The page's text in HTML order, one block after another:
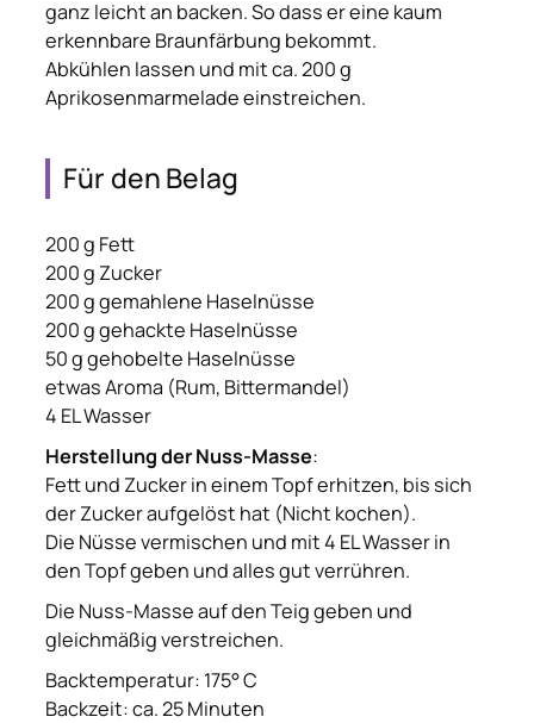
ganz leicht an backen. So dass er eine kaum
erkennbare Braunfärbung bekommt.
Abkühlen lassen und mit ca. 200 g
Aprikosenmarmelade einstreichen.
Für den Belag
200 g Fett
200 g Zucker
200 g gemahlene Haselnüsse
200 g gehackte Haselnüsse
50 g gehobelte Haselnüsse
etwas Aroma (Rum, Bittermandel)
4 EL Wasser
Herstellung der Nuss-Masse:
Fett und Zucker in einem Topf erhitzen, bis sich
der Zucker aufgelöst hat (Nicht kochen).
Die Nüsse vermischen und mit 4 EL Wasser in
den Topf geben und alles gut verrühren.
Die Nuss-Masse auf den Teig geben und
gleichmäßig verstreichen.
Backtemperatur: 175° C
Backzeit: ca. 25 Minuten